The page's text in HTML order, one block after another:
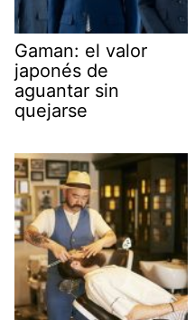
Gaman: el valor
japonés de
aguantar sin
quejarse